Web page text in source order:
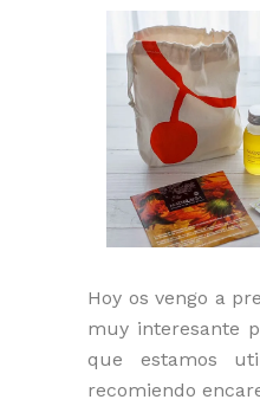
Hoy os vengo a
muy interesante
que estamos
recomiendo